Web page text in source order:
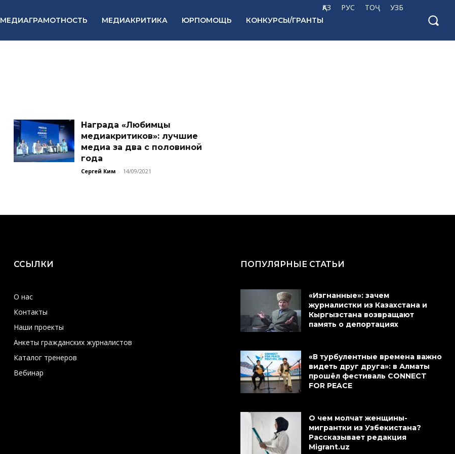
ҚАЗ РУС ТОҶ УЗБ
МЕДИАГРАМОТНОСТЬ МЕДИАКРИТИКА ЮРПОМОЩЬ КОНКУРСЫ/ГРАНТЫ
Награда «Любимцы
медиакритиков»: лучшие
медиа за два с половиной
года
Сергей Ким - 14/09/2021
ССЫЛКИ
О нас
Контакты
Наши проекты
Анкеты гражданских журналистов
Каталог тренеров
Вебинар
ПОПУЛЯРНЫЕ СТАТЬИ
«Изгнанные»: зачем
журналистки из Казахстана и
Кыргызстана возвращают
память о депортациях
«В турбулентные времена важно
видеть друг друга»: в Алматы
прошёл фестиваль CONNECT
FOR PEACE
О чем молчат женщины-
мигрантки из Узбекистана?
Рассказывает редакция
Migrant.uz